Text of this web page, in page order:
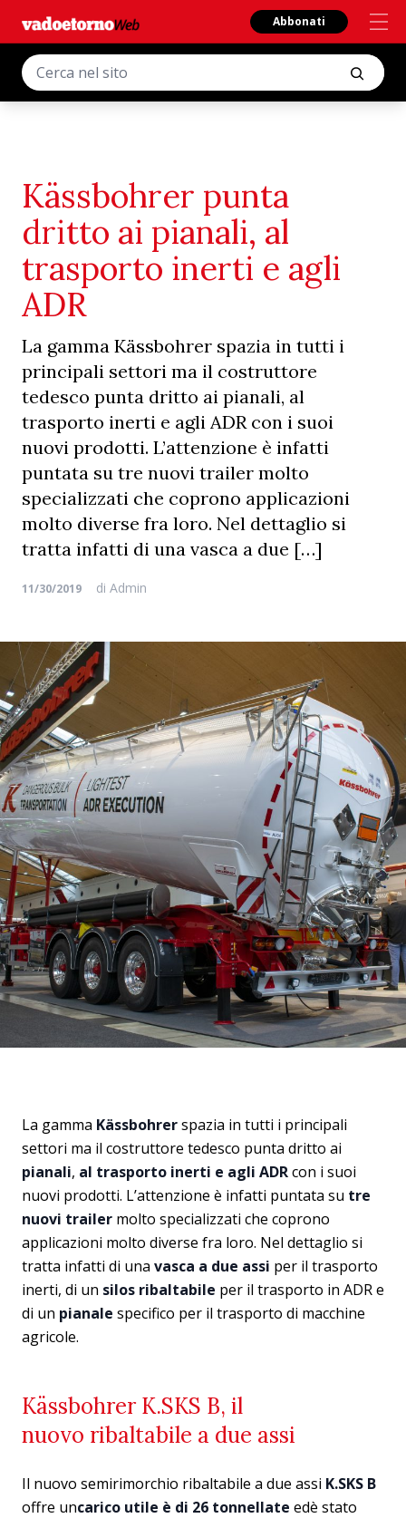
Abbonati
Kässbohrer punta
dritto ai pianali, al
trasporto inerti e agli
ADR
La gamma Kässbohrer spazia in tutti i
principali settori ma il costruttore
tedesco punta dritto ai pianali, al
trasporto inerti e agli ADR con i suoi
nuovi prodotti. L’attenzione è infatti
puntata su tre nuovi trailer molto
specializzati che coprono applicazioni
molto diverse fra loro. Nel dettaglio si
tratta infatti di una vasca a due […]
11/30/2019 di Admin
La gamma Kässbohrerspazia in tutti i principali
settori ma il costruttore tedesco punta dritto ai
pianali, al trasporto inerti e agli ADRcon i suoi
nuovi prodotti. L’attenzione è infatti puntata su tre
nuovi trailer molto specializzati che coprono
applicazioni molto diverse fra loro. Nel dettaglio si
tratta infatti di una vasca a due assi per il trasporto
inerti, di un silos ribaltabile per il trasporto in ADR e
di un pianale specifico per il trasporto di macchine
agricole.
Kässbohrer K.SKS B, il
nuovo ribaltabile a due assi
Il nuovo semirimorchio ribaltabile a due assi K.SKS B
offre uncarico utile è di 26 tonnellate edè stato